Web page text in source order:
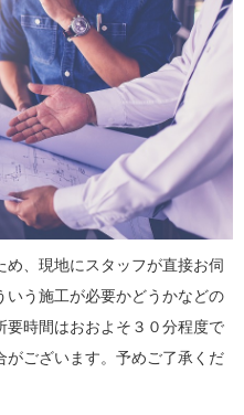
、現地にスタッフが直接お伺
いう施工が必要かどうかなどの
要時間はおおよそ３０分程度で
がございます。予めご了承くだ